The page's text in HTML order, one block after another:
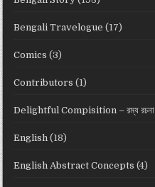
Bengali Travelogue (17)
Comics (3)
Contributors (1)
Delightful Compisition – রম্য রচনা
English (18)
English Abstract Concepts (4)